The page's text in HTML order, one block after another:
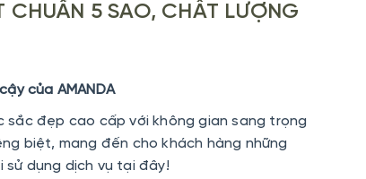
CHUẨN 5 SAO, CHẤT LƯỢNG
của AMANDA
sắc đẹp cao cấp với không gian sang trọng
biệt, mang đến cho khách hàng những
dụng dịch vụ tại đây!